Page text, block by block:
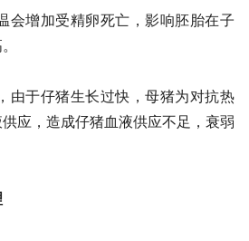
会增加受精卵死亡，影响胚胎在子
由于仔猪生长过快，母猪为对抗热
应，造成仔猪血液供应不足，衰弱